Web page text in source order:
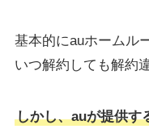
基本的にauホームル
いつ解約しても解約
しかし、auが提供す